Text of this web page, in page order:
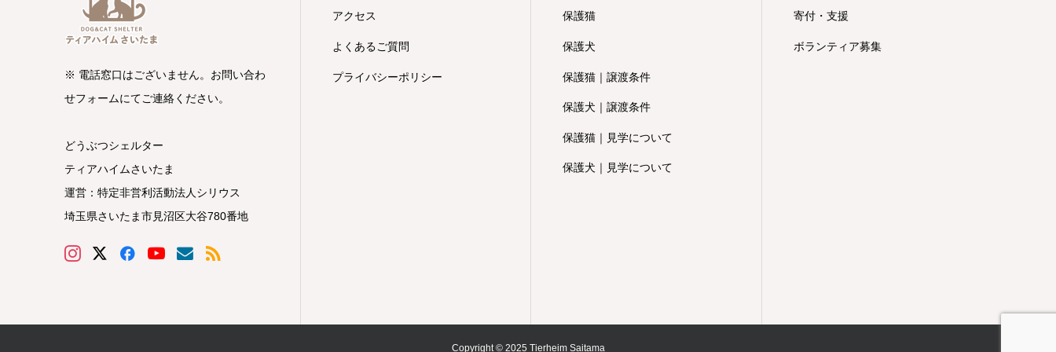
※ 電話窓口はございません。お問い合わ
せフォームにてご連絡ください。
どうぶつシェルター
ティアハイムさいたま
運営：特定非営利活動法人シリウス
埼玉県さいたま市見沼区大谷780番地
アクセス
よくあるご質問
プライバシーポリシー
保護猫
保護犬
保護猫｜譲渡条件
保護犬｜譲渡条件
保護猫｜見学について
保護犬｜見学について
寄付・支援
ボランティア募集
Copyright © 2025 Tierheim Saitama